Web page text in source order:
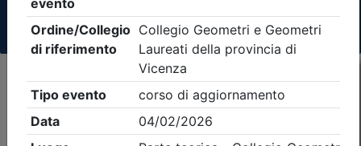
eventi
Criteri di ricerca applicati:
- Tipo Ordine/collegio:Geometri- Ordine: